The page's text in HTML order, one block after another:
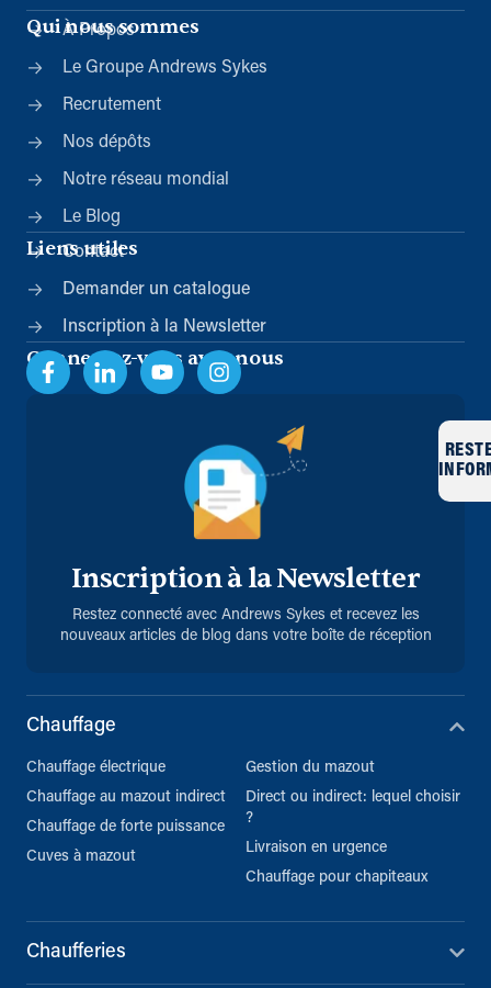
Qui nous sommes
À Propos
Le Groupe Andrews Sykes
Recrutement
Nos dépôts
Notre réseau mondial
Le Blog
Liens utiles
Contact
Demander un catalogue
Inscription à la Newsletter
Connectez-vous avec nous
Inscription à la Newsletter
Restez connecté avec Andrews Sykes et recevez les
nouveaux articles de blog dans votre boîte de réception
Chauffage
Chauffage électrique
Chauffage au mazout indirect
Chauffage de forte puissance
Cuves à mazout
Gestion du mazout
Direct ou indirect: lequel choisir
?
Livraison en urgence
Chauffage pour chapiteaux
Chaufferies